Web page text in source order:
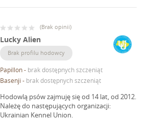
(Brak opinii)
Lucky Alien
Brak profilu hodowcy
Papillon- brak dostępnych szczeniąt
Basenji - brak dostępnych szczeniąt
Hodowlą psów zajmuję się od 14 lat, od 2012.
Należę do następujących organizacji:
Ukrainian Kennel Union.